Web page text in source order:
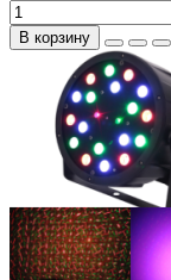
В корзину